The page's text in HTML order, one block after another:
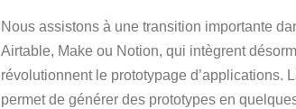
Nous assistons à une transition importante
Airtable, Make ou Notion, qui intègrent
révolutionnent le prototypage d’applications.
permet de générer des prototypes en